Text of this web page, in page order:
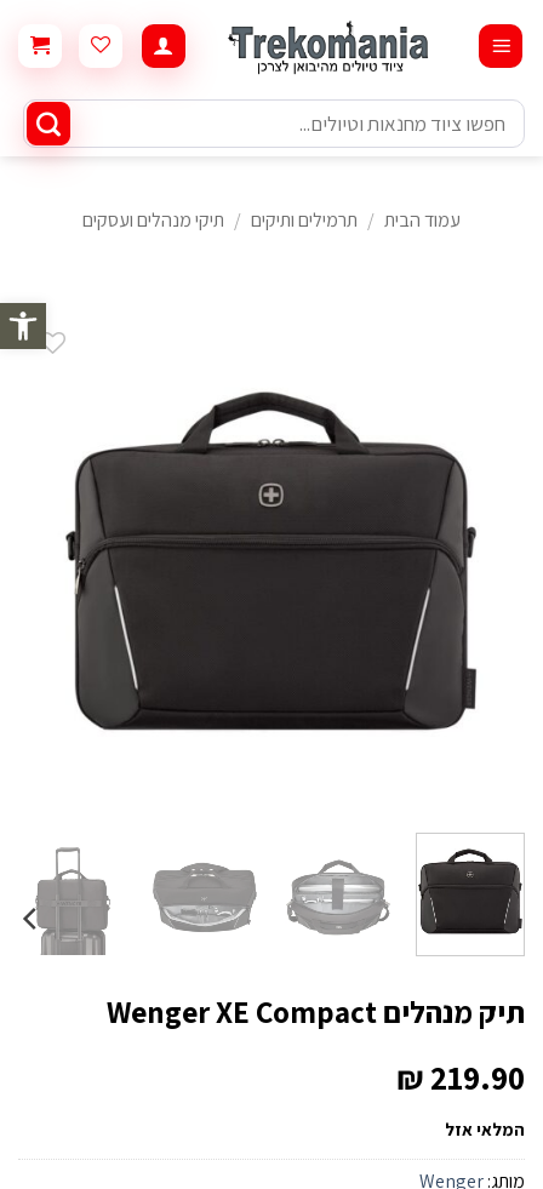
פתח
content
חיפוש
עבור:
עמוד הבית / תרמילים ותיקים / תיקי מנהלים ועסקים
תיק מנהלים Wenger XE Compact
₪219.90
המלאי אזל
מותג:Wenger